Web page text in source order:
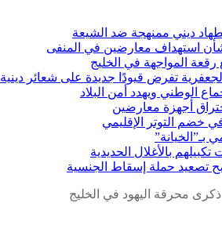
ديني ممنهجة ضد الشيعة
بشأن استهداف معارضين في المنفى
المواجهة في الخليج
تفرض قيودًا جديدة على شعائر دينية
الوطني ويهدد أمن البلاد
أجهزة معارضين
خضم التوتر الإقليمي
بـ”الخيانة”
بالأغلال الحديدية
تصعيد حملة إسقاط الجنسية
محرقة اليهود في الخليج